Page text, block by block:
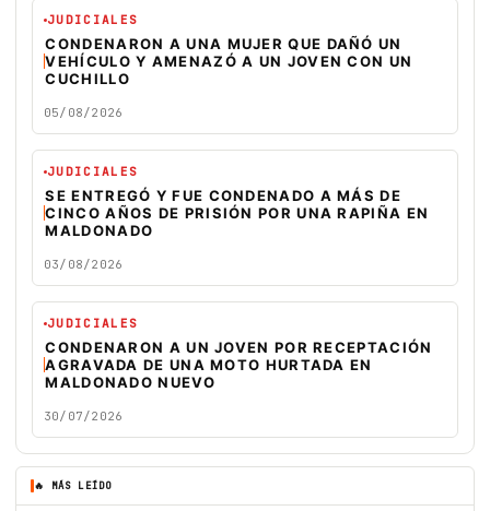
JUDICIALES
CONDENARON A UNA MUJER QUE DAÑÓ UN
VEHÍCULO Y AMENAZÓ A UN JOVEN CON UN
CUCHILLO
05/08/2026
JUDICIALES
SE ENTREGÓ Y FUE CONDENADO A MÁS DE
CINCO AÑOS DE PRISIÓN POR UNA RAPIÑA EN
MALDONADO
03/08/2026
JUDICIALES
CONDENARON A UN JOVEN POR RECEPTACIÓN
AGRAVADA DE UNA MOTO HURTADA EN
MALDONADO NUEVO
30/07/2026
🔥 MÁS LEÍDO